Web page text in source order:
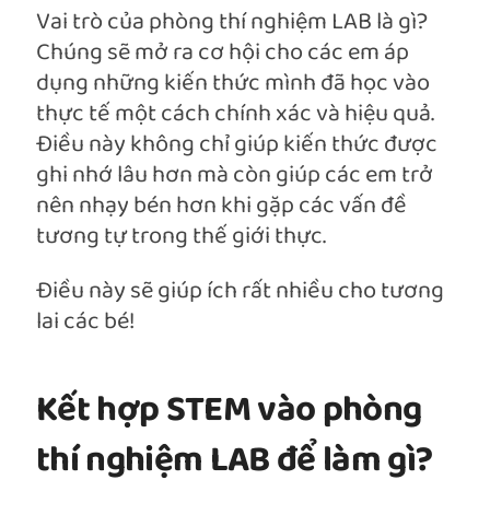
Vai trò của phòng thí nghiệm LAB là gì?
Chúng sẽ mở ra cơ hội cho các em áp
dụng những kiến thức mình đã học vào
thực tế một cách chính xác và hiệu quả.
Điều này không chỉ giúp kiến thức được
ghi nhớ lâu hơn mà còn giúp các em trở
nên nhạy bén hơn khi gặp các vấn đề
tương tự trong thế giới thực.
Điều này sẽ giúp ích rất nhiều cho tương
lai các bé!
Kết hợp STEM vào phòng
thí nghiệm LAB để làm gì?